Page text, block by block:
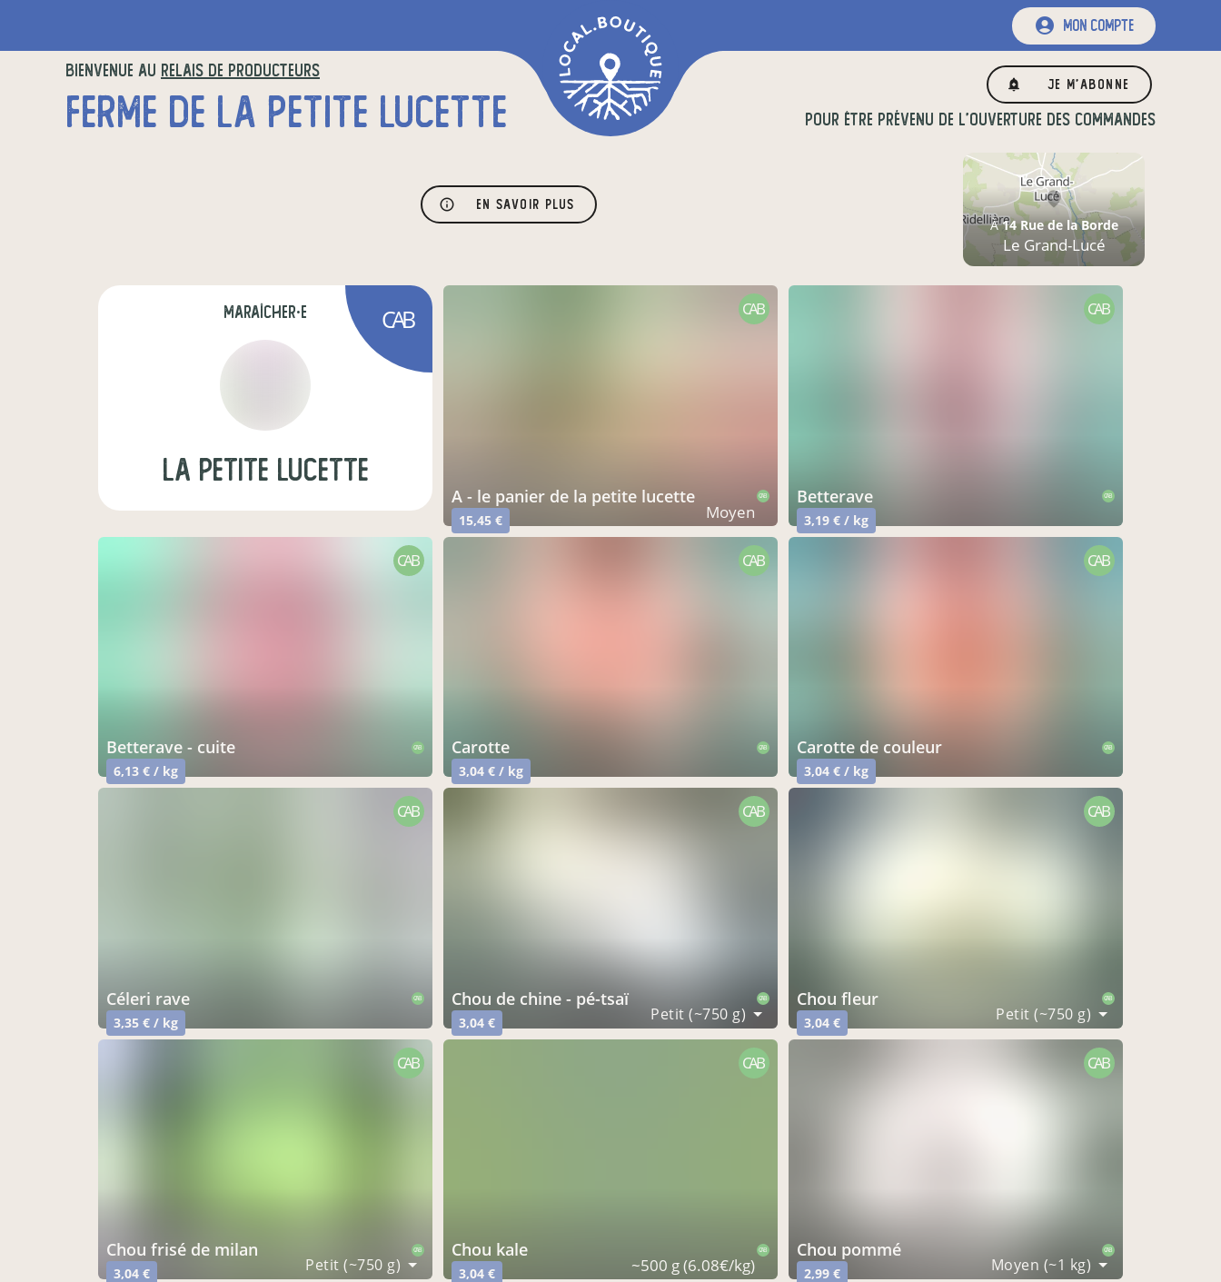
mon compte
BIENVENUE AU RELAIS DE PRODUCTEURS
FERME DE LA PETITE LUCETTE
Je m'abonne
POUR ÊTRE PRÉVENU DE L'OUVERTURE DES COMMANDES
En savoir plus
À14 Rue de la Borde
Le Grand-Lucé
CAB
maraîcher·e
La Petite Lucette
a - le panier de la petite lucette CAB
15,45 € Moyen
CAB
betterave CAB
3,19 € / kg
CAB
betterave - cuite CAB
6,13 € / kg
CAB
carotte CAB
3,04 € / kg
CAB
carotte de couleur CAB
3,04 € / kg
CAB
céleri rave CAB
3,35 € / kg
CAB
chou de chine - pé-tsaï CAB
3,04 € Petit (~750 g)
CAB
chou fleur CAB
3,04 € Petit (~750 g)
CAB
chou frisé de milan CAB
3,04 € Petit (~750 g)
CAB
chou kale CAB
3,04 € ~500 g (6.08€/kg)
CAB
chou pommé CAB
2,99 € Moyen (~1 kg)
CAB